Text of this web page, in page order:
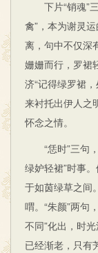
下片“销魂”三
禽”，本为谢灵
离，句中不仅深
姗姗而行，罗裙
济“记得绿罗裙
来衬托出伊人之
怀念之情。
“恁时”三句，
绿妒轻裙”时事
于如茵绿草之间
喟。“朱颜”两句
不同”化出，时
已经渐老，只有